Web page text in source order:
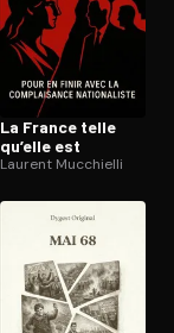
La France telle
qu’elle est
Laurent Mucchielli